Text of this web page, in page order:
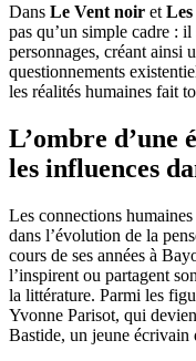
Dans Le Vent noir et
pas qu’un simple cadre :
personnages, créant ainsi
questionnements
les réalités humaines fait
L’ombre d’une
les influences
Les connections
dans l’évolution de la
cours de ses années à
l’inspirent ou partagent
la littérature. Parmi les
Yvonne Parisot, qui
Bastide, un jeune